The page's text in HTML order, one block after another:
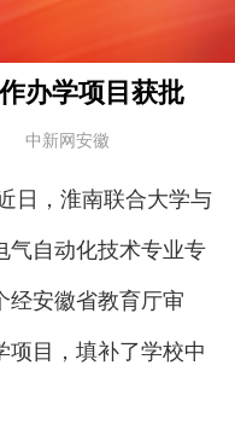
办学项目获批
中新网安徽
，淮南联合大学与
气自动化技术专业专
经安徽省教育厅审
项目，填补了学校中